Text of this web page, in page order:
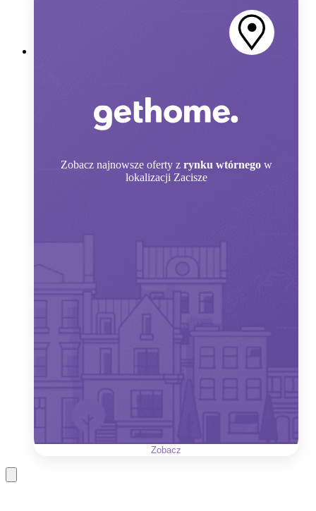
Zobacz najnowsze oferty z rynku wtórnego w
lokalizacji Zacisze
Zobacz